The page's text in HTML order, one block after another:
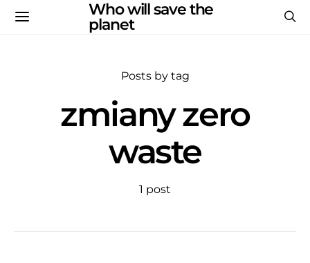
Who will save the
planet
Posts by tag
zmiany zero
waste
1 post